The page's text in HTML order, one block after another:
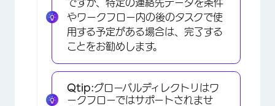
×
ですが、特定の連絡先データを条件
やワークフロー内の後のタスクで使
用する予定がある場合は、完了する
ことをお勧めします。
Qtip:グローバルディレクトリはワ
ークフローではサポートされませ